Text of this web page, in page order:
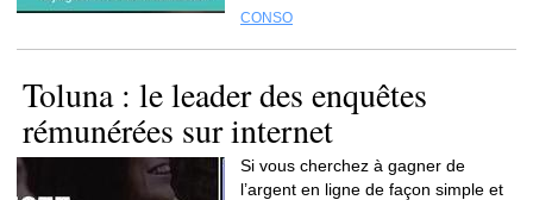
CONSO
Toluna : le leader des enquêtes
rémunérées sur internet
Si vous cherchez à gagner de
l’argent en ligne de façon simple et